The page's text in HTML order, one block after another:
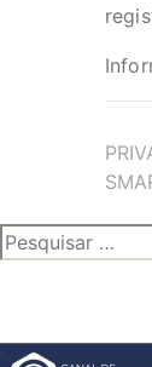
TAGS
PESQUISAR
POR: